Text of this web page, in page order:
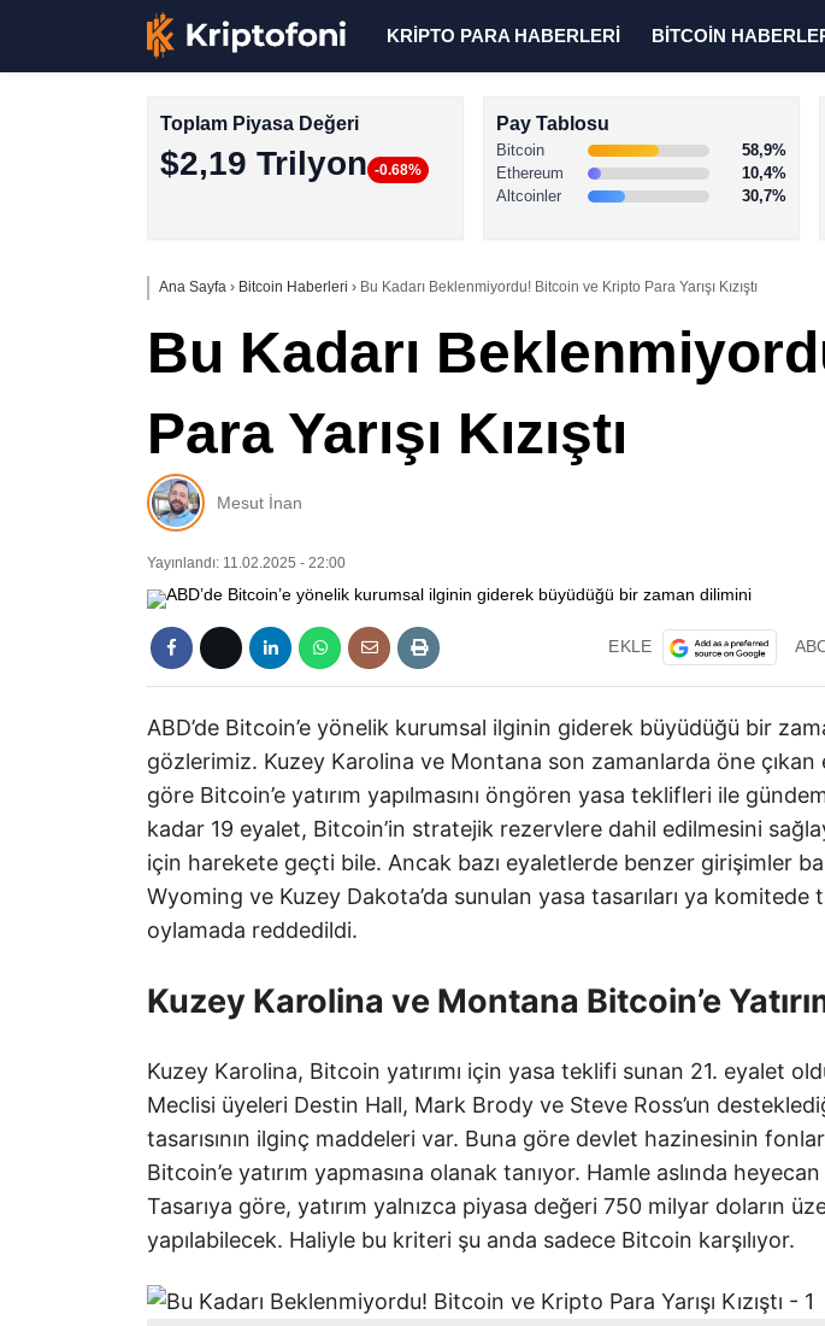
KRİPTO PARA HABERLERİ BİTCOİN
Toplam Piyasa Değeri
$2,19 Trilyon -0.68%
Pay Tablosu
Bitcoin
58,9%
Ethereum
10,4%
Altcoinler
30,7%
Ana Sayfa › Bitcoin Haberleri › Bu Kadarı Beklenmiyordu! Bitcoin ve Kripto Para Yarışı Kızıştı
Bu Kadarı
Para Yarışı Kızıştı
Mesut İnan
Yayınlandı: 11.02.2025 - 22:00
EKLE
ABD’de Bitcoin’e yönelik kurumsal ilginin giderek büyüdüğü bir
gözlerimiz. Kuzey Karolina ve Montana son zamanlarda öne çıkan
göre Bitcoin’e yatırım yapılmasını öngören yasa teklifleri ile
kadar 19 eyalet, Bitcoin’in stratejik rezervlere dahil edilmesini
için harekete geçti bile. Ancak bazı eyaletlerde benzer girişimler
Wyoming ve Kuzey Dakota’da sunulan yasa tasarıları ya komitede
oylamada reddedildi.
Kuzey Karolina ve Montana Bitcoin’e
Kuzey Karolina, Bitcoin yatırımı için yasa teklifi sunan 21. eyalet
Meclisi üyeleri Destin Hall, Mark Brody ve Steve Ross’un
tasarısının ilginç maddeleri var. Buna göre devlet hazinesinin
Bitcoin’e yatırım yapmasına olanak tanıyor. Hamle aslında
Tasarıya göre, yatırım yalnızca piyasa değeri 750 milyar doların
yapılabilecek. Haliyle bu kriteri şu anda sadece Bitcoin karşılıyor.